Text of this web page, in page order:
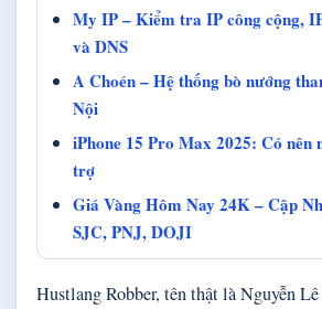
My IP – Kiểm tra IP công cộng,
và DNS
A Choén – Hệ thống bò nướng
Nội
iPhone 15 Pro Max 2025: Có nên
trợ
Giá Vàng Hôm Nay 24K – Cập
SJC, PNJ, DOJI
Hustlang Robber, tên thật là Nguyễn